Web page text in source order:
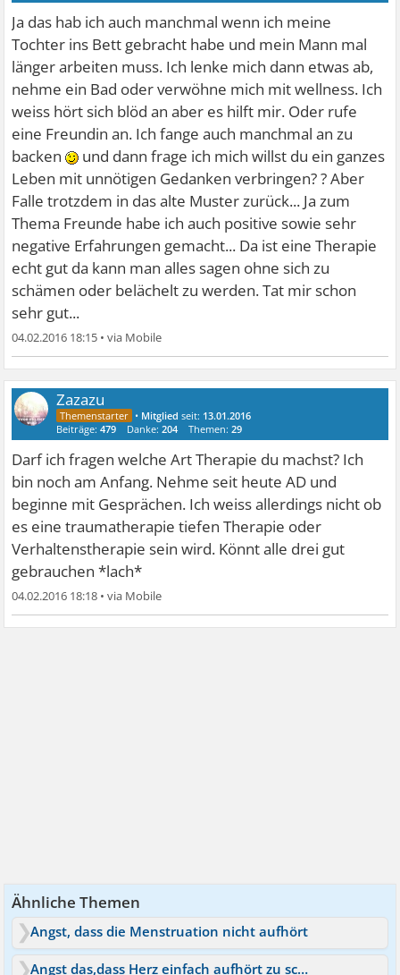
Ja das hab ich auch manchmal wenn ich meine
Tochter ins Bett gebracht habe und mein Mann mal
länger arbeiten muss. Ich lenke mich dann etwas ab,
nehme ein Bad oder verwöhne mich mit wellness. Ich
weiss hört sich blöd an aber es hilft mir. Oder rufe
eine Freundin an. Ich fange auch manchmal an zu
backen
und dann frage ich mich willst du ein ganzes
Leben mit unnötigen Gedanken verbringen? ? Aber
Falle trotzdem in das alte Muster zurück... Ja zum
Thema Freunde habe ich auch positive sowie sehr
negative Erfahrungen gemacht... Da ist eine Therapie
echt gut da kann man alles sagen ohne sich zu
schämen oder belächelt zu werden. Tat mir schon
sehr gut...
04.02.2016 18:15 •
Zazazu
• Mitglied seit: 13.01.2016
Beiträge:479 Danke:204 Themen:29
Darf ich fragen welche Art Therapie du machst? Ich
bin noch am Anfang. Nehme seit heute AD und
beginne mit Gesprächen. Ich weiss allerdings nicht ob
es eine traumatherapie tiefen Therapie oder
Verhaltenstherapie sein wird. Könnt alle drei gut
gebrauchen *lach*
04.02.2016 18:18 •
Ähnliche Themen
Angst, dass die Menstruation nicht aufhört
Angst das,dass Herz einfach aufhört zu schlagen